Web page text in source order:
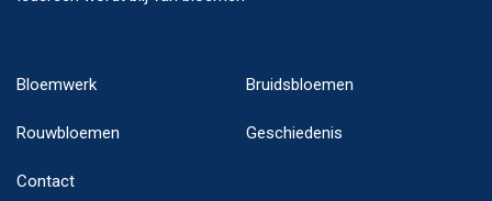
Bloemwerk Bruidsbloemen
Rouwbloemen Geschiedenis
Contact